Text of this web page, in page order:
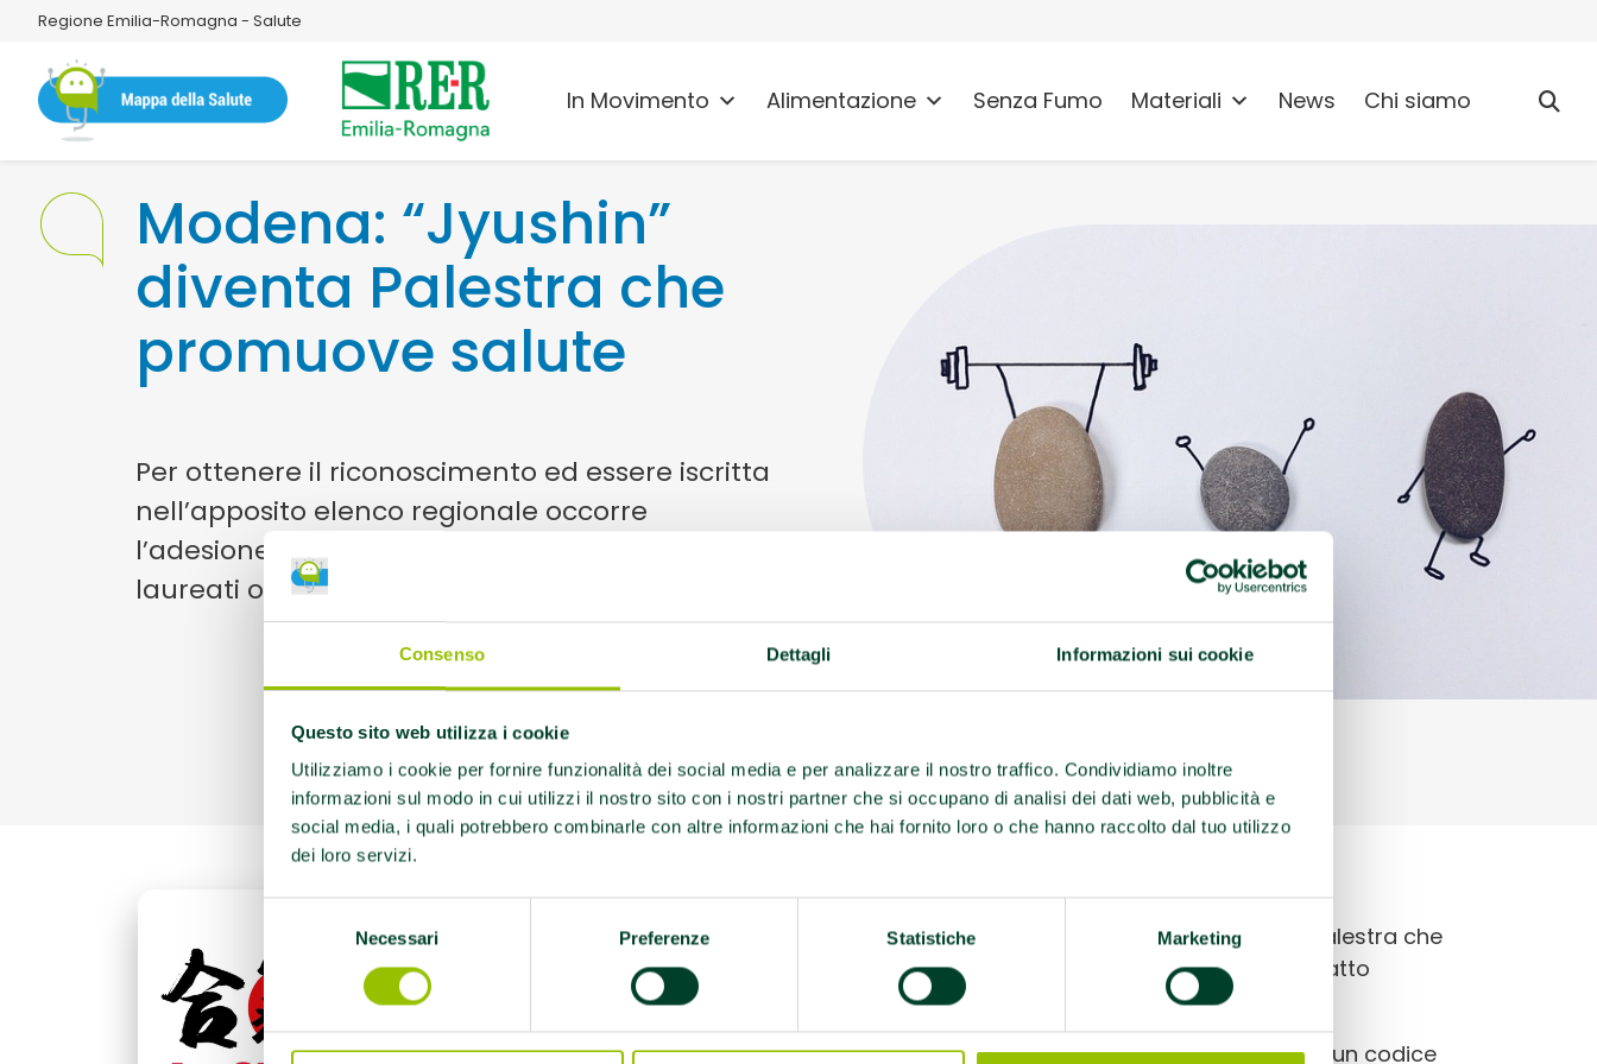
Consenso Dettagli Informazioni sui cookie
Questo sito web utilizza i cookie
Utilizziamo i cookie per fornire funzionalità dei social media e per analizzare il nostro traffico. Condividiamo inoltre
informazioni sul modo in cui utilizzi il nostro sito con i nostri partner che si occupano di analisi dei dati web, pubblicità e
social media, i quali potrebbero combinarle con altre informazioni che hai fornito loro o che hanno raccolto dal tuo utilizzo
dei loro servizi.
consenso
Necessari Preferenze Statistiche Marketing
Regione Emilia-Romagna - Salute
In Movimento Alimentazione Senza Fumo Materiali News Chi siamo
Modena: “Jyushin”
diventa Palestra che
promuove salute
Per ottenere il riconoscimento ed essere iscritta
nell’apposito elenco regionale occorre
l’adesione al codice etico e la presenza di
laureati o personale appositamente formati
L’associazione sportiva di Modenaha ottenuto il riconoscimento di
Palestra che
promuove saluteed è stata iscritta nell’apposito elenco regionale dopo aver fatto
domanda all’Azienda Usl.
Le Palestre e Associazioni sportive che promuovono salute (PPS) aderiscono a un codice